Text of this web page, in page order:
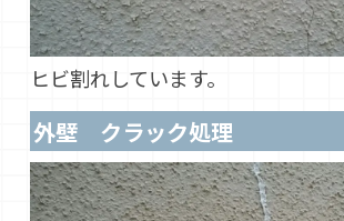
ヒビ割れしています。
外壁 クラック処理